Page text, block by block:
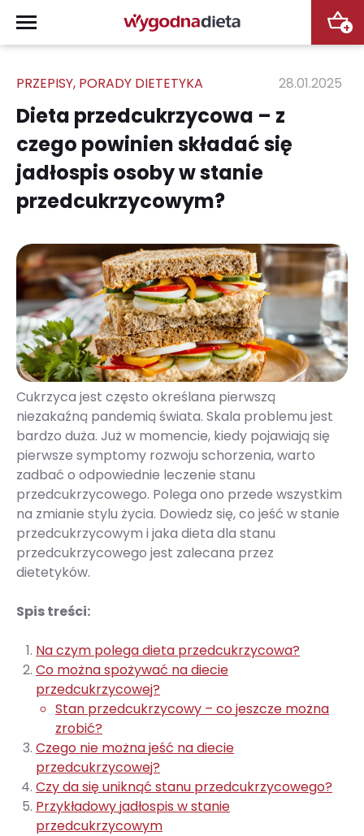
+
PRZEPISY, PORADY DIETETYKA 28.01.2025
Dieta przedcukrzycowa – z
czego powinien składać się
jadłospis osoby w stanie
przedcukrzycowym?
Cukrzyca jest często określana pierwszą
niezakaźną pandemią świata. Skala problemu jest
bardzo duża. Już w momencie, kiedy pojawiają się
pierwsze symptomy rozwoju schorzenia, warto
zadbać o odpowiednie leczenie stanu
przedcukrzycowego. Polega ono przede wszystkim
na zmianie stylu życia. Dowiedz się, co jeść w stanie
przedcukrzycowym i jaka dieta dla stanu
przedcukrzycowego jest zalecana przez
dietetyków.
Spis treści:
Na czym polega dieta przedcukrzycowa?
Co można spożywać na diecie
przedcukrzycowej?
Stan przedcukrzycowy – co jeszcze można
zrobić?
Czego nie można jeść na diecie
przedcukrzycowej?
Czy da się uniknąć stanu przedcukrzycowego?
Przykładowy jadłospis w stanie
przedcukrzycowym